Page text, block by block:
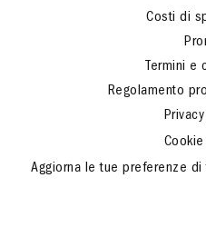
Costi di
Termini e
Regolamento
Aggiorna le tue preferenze